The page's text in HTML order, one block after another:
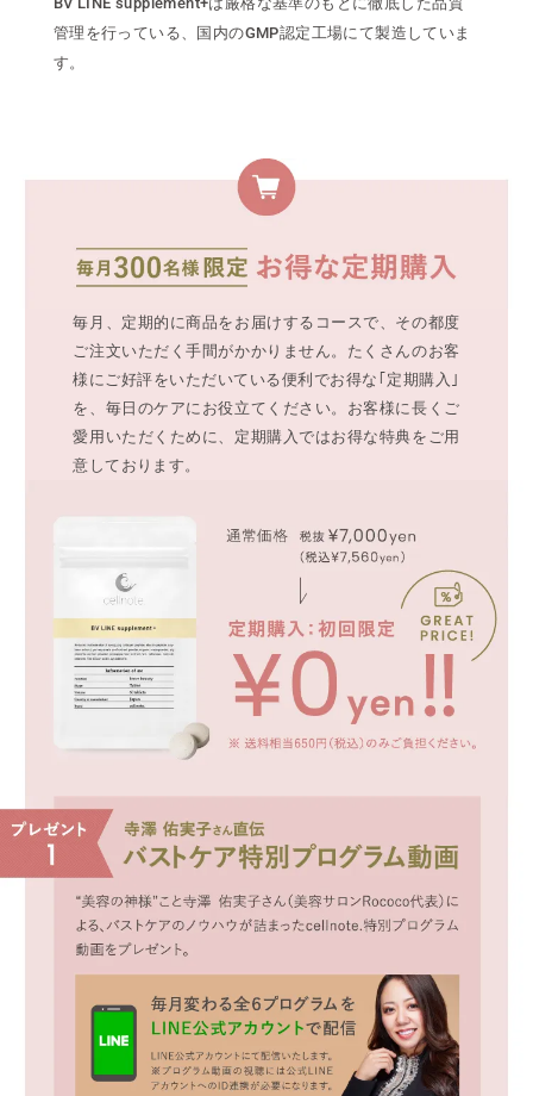
管理を行っている、国内のGMP認定工場にて製造していま
す。
毎月、定期的に商品をお届けするコースで、その都度
ご注文いただく手間がかかりません。たくさんのお客
様にご好評をいただいている便利でお得な｢定期購入｣
を、毎日のケアにお役立てください。お客様に長くご
愛用いただくために、定期購入ではお得な特典をご用
意しております。